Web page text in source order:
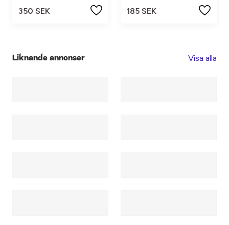
350 SEK
185 SEK
Liknande annonser Visa alla